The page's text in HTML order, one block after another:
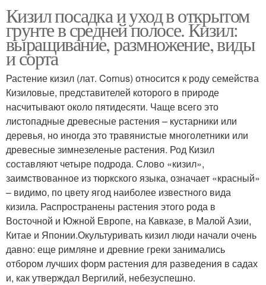
Кизил посадка и уход в открытом
грунте в средней полосе. Кизил:
выращивание, размножение, виды
и сорта
Растение кизил (лат. Cornus) относится к роду семейства
Кизиловые, представителей которого в природе
насчитывают около пятидесяти. Чаще всего это
листопадные древесные растения – кустарники или
деревья, но иногда это травянистые многолетники или
древесные зимнезеленые растения. Род Кизил
составляют четыре подрода. Слово «кизил»,
заимствованное из тюркского языка, означает «красный»
– видимо, по цвету ягод наиболее известного вида
кизила. Распространены растения этого рода в
Восточной и Южной Европе, на Кавказе, в Малой Азии,
Китае и Японии.Окультуривать кизил люди начали очень
давно: еще римляне и древние греки занимались
отбором лучших форм растения для разведения в садах
и, как утверждал Вергилий, небезуспешно.